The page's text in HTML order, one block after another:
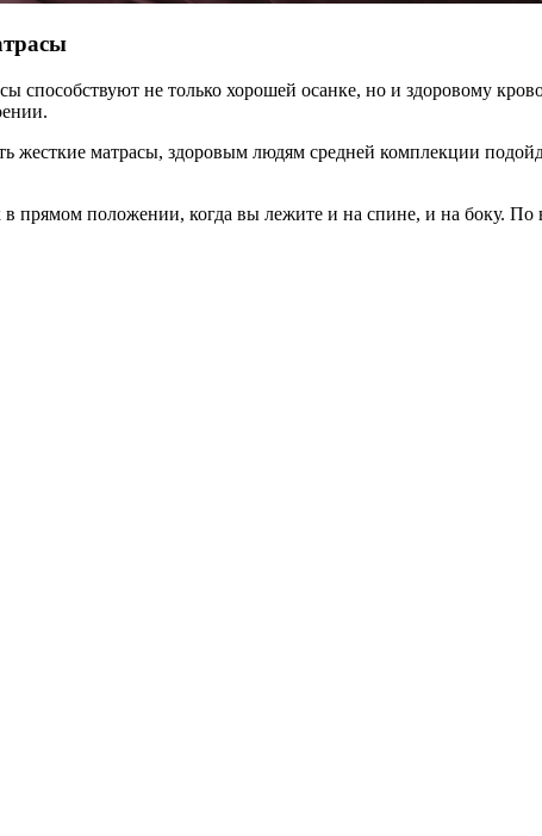
способствуют не только хорошей осанке, но и здоровому
жесткие матрасы, здоровым людям средней комплекции
прямом положении, когда вы лежите и на спине, и на боку.